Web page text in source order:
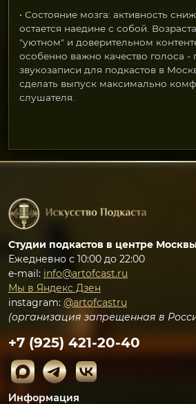
• Состояние мозга: активность
остается наедине с собой.
"уютном" и доверительном
особенно важно качество голоса -
звукозаписи для подкастов в
сделать выпуск максимально
слушателя.
Студии подкастов в центре Москвы
Ежедневно с 10:00 до 22:00
e-mail: info@artofcast.ru
Мы в Яндекс Дзен
instagram: @artofcastru
(организация запрещенная в
+7 (925) 421-20-40
Информация